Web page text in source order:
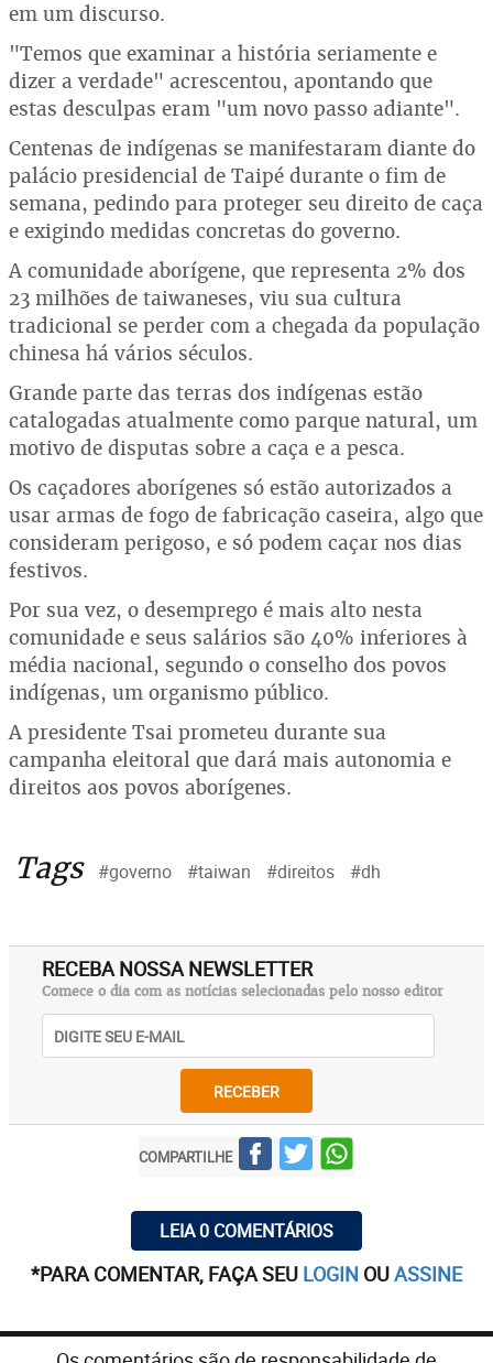
em um discurso.
"Temos que examinar a história seriamente e
dizer a verdade" acrescentou, apontando que
estas desculpas eram "um novo passo adiante".
Centenas de indígenas se manifestaram diante do
palácio presidencial de Taipé durante o fim de
semana, pedindo para proteger seu direito de caça
e exigindo medidas concretas do governo.
A comunidade aborígene, que representa 2% dos
23 milhões de taiwaneses, viu sua cultura
tradicional se perder com a chegada da população
chinesa há vários séculos.
Grande parte das terras dos indígenas estão
catalogadas atualmente como parque natural, um
motivo de disputas sobre a caça e a pesca.
Os caçadores aborígenes só estão autorizados a
usar armas de fogo de fabricação caseira, algo que
consideram perigoso, e só podem caçar nos dias
festivos.
Por sua vez, o desemprego é mais alto nesta
comunidade e seus salários são 40% inferiores à
média nacional, segundo o conselho dos povos
indígenas, um organismo público.
A presidente Tsai prometeu durante sua
campanha eleitoral que dará mais autonomia e
direitos aos povos aborígenes.
Tags #governo #taiwan #direitos #dh
RECEBA NOSSA NEWSLETTER
Comece o dia com as notícias selecionadas pelo nosso editor
RECEBER
COMPARTILHE
LEIA 0 COMENTÁRIOS
*PARA COMENTAR, FAÇA SEU LOGIN OUASSINE